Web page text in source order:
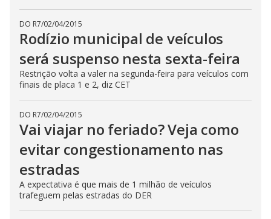
DO R7/02/04/2015
Rodízio municipal de veículos
será suspenso nesta sexta-feira
Restrição volta a valer na segunda-feira para veículos com
finais de placa 1 e 2, diz CET
DO R7/02/04/2015
Vai viajar no feriado? Veja como
evitar congestionamento nas
estradas
A expectativa é que mais de 1 milhão de veículos
trafeguem pelas estradas do DER